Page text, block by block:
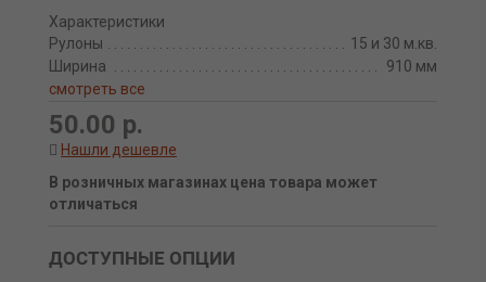
Характеристики
Рулоны
15 и 30 м.кв.
Ширина
910 мм
смотреть все
50.00 р.
Нашли дешевле
В розничных магазинах цена товара может
отличаться
ДОСТУПНЫЕ ОПЦИИ